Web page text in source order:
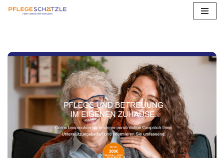
springen